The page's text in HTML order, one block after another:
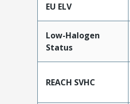
EU ELV
Low-Halogen
Status
REACH SVHC